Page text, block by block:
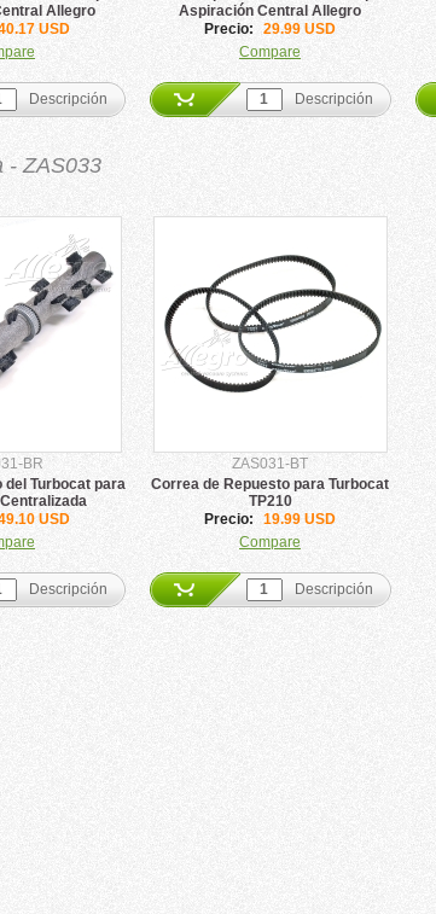
Allegro
USD
Descripción
Aspiración Central Allegro
Precio:
29.99 USD
Compare
Descripción
- ZAS033
BR
del Turbocat para
USD
Descripción
ZAS031-BT
Correa de Repuesto para Turbocat
TP210
Precio:
19.99 USD
Compare
Descripción